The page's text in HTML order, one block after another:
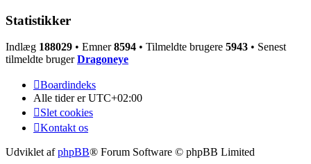
Statistikker
Indlæg 188029 • Emner8594 • Tilmeldte brugere 5943 • Senest
tilmeldte brugerDragoneye
Boardindeks
Alle tider erUTC+02:00
Slet cookies
Kontakt os
Udviklet afphpBB® Forum Software © phpBB Limited